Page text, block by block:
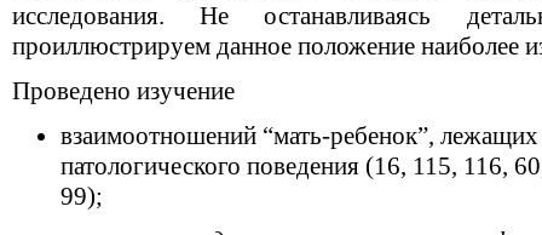
исследования. Не останавливаясь
проиллюстрируем данное положение наиболее
Проведено изучение
взаимоотношений “мать-ребенок”,
патологического поведения (16, 115, 116,
99);